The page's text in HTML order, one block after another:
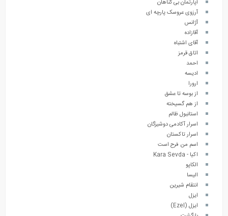
آپارتمان بی گناهان
آرزوی عروسک پارچه ای
آژانس
آقازاده
آقای اشتباه
اتاق قرمز
احمد
ادیسه
ارورا
از بوسه تا عشق
از هم گسیخته
استانبول ظالم
اسرار آکادمی دوشیزگان
اسرار تاکستان
اسم من فرح است
اکیا - Kara Sevda
الکاپو
الیسا
انتقام شیرین
ایزل
ایزل (Ezel)